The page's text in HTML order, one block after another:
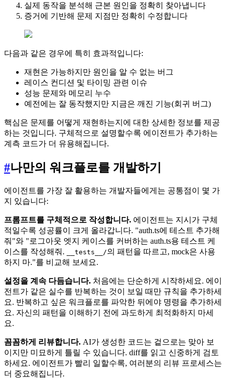
실제 동작을 분석해 근본 원인을 정확히 찾아냅니다
증거에 기반해 문제 지점만 정확히 수정합니다
다음과 같은 경우에 특히 효과적입니다:
재현은 가능하지만 원인을 알 수 없는 버그
레이스 컨디션 및 타이밍 관련 이슈
성능 문제와 메모리 누수
예전에는 잘 동작했지만 지금은 깨진 기능(회귀 버그)
핵심은 문제를 어떻게 재현하는지에 대한 상세한 정보를 제공
하는 것입니다. 구체적으로 설명할수록 에이전트가 추가하는
계측 코드가 더 유용해집니다.
#나만의 워크플로를 개발하기
에이전트를 가장 잘 활용하는 개발자들에게는 공통점이 몇 가
지 있습니다:
프롬프트를 구체적으로 작성합니다. 에이전트는 지시가 구체
적일수록 성공률이 크게 올라갑니다. "auth.ts에 테스트 추가해
줘"와 "로그아웃 엣지 케이스를 커버하는 auth.ts용 테스트 케
이스를 작성해줘.
__tests__/의 패턴을 따르고, mock은 사용
하지 마."를 비교해 보세요.
설정을 계속 다듬습니다. 처음에는 단순하게 시작하세요. 에이
전트가 같은 실수를 반복하는 것이 보일 때만 규칙을 추가하세
요. 반복하고 싶은 워크플로를 파악한 뒤에야 명령을 추가하세
요. 자신의 패턴을 이해하기 전에 과도하게 최적화하지 마세
요.
꼼꼼하게 리뷰합니다. AI가 생성한 코드는 겉으로는 맞아 보
이지만 미묘하게 틀릴 수 있습니다. diff를 읽고 신중하게 검토
하세요. 에이전트가 빨리 일할수록, 여러분의 리뷰 프로세스는
더 중요해집니다.